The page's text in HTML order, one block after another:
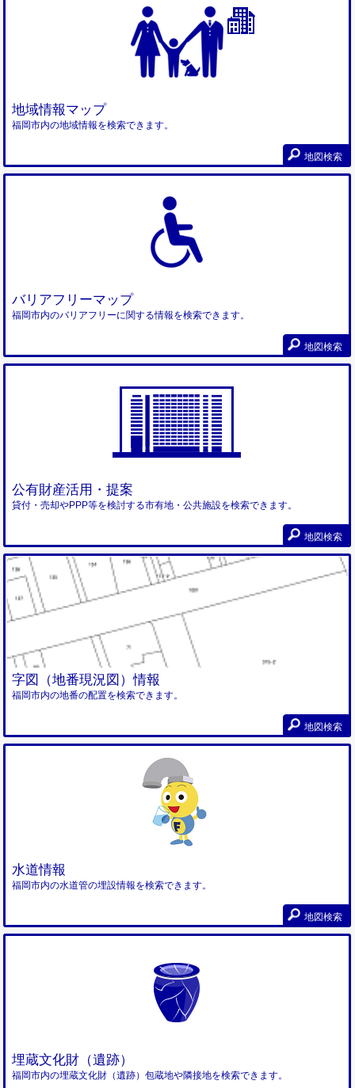
地域情報マップ
福岡市内の地域情報を検索できます。
地図検索
バリアフリーマップ
福岡市内のバリアフリーに関する情報を検索できます。
地図検索
公有財産活用・提案
貸付・売却やPPP等を検討する市有地・公共施設を検索できます。
地図検索
字図（地番現況図）情報
福岡市内の地番の配置を検索できます。
地図検索
水道情報
福岡市内の水道管の埋設情報を検索できます。
地図検索
埋蔵文化財（遺跡）
福岡市内の埋蔵文化財（遺跡）包蔵地や隣接地を検索できます。